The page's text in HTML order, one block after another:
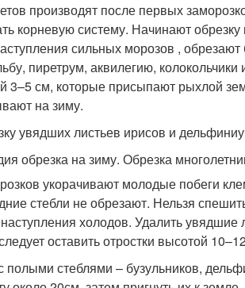
производят после первых
корневую систему. Начинают
сильных морозов ,
пиретрум, аквилегию,
3–5 см, которые присыпают рыхлой
на зиму.
увядших листьев ирисов и
укорачивают молодые побеги
стебли не обрезают. Нельзя
холодов. Удалить
оставить отростки высотой
полыми стеблями – бузульников,